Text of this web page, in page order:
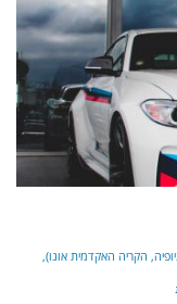
הקריה האקדמית אונו)